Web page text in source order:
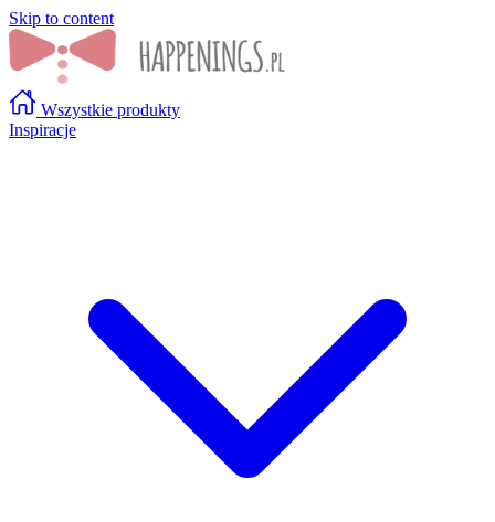
Skip to content
Wszystkie produkty
Inspiracje